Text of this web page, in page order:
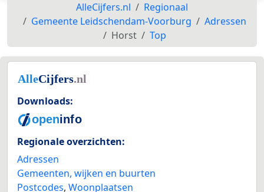
AlleCijfers.nl
Regionaal
Gemeente Leidschendam-Voorburg
Adressen
Horst
Top
Downloads:
Regionale overzichten:
Adressen
Gemeenten, wijken en buurten
Postcodes, Woonplaatsen